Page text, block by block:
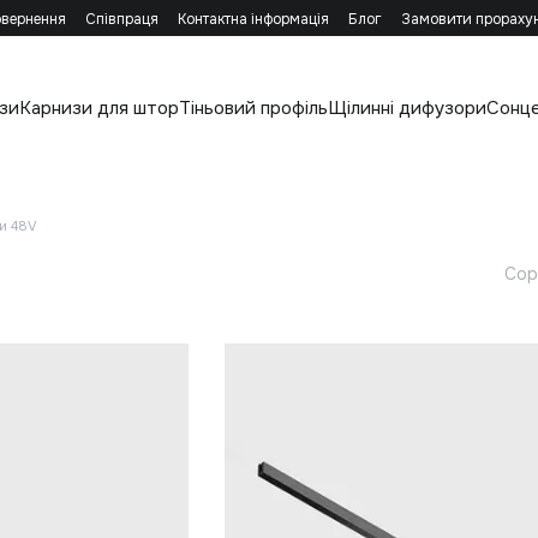
Співпраця Контактна інформація Блог Замовити
Карнизи для шторТіньовий профільЩілинні дифузори
48V